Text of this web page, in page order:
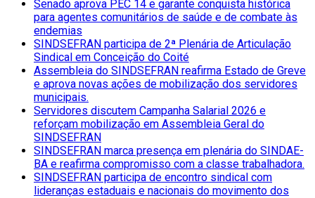
Senado aprova PEC 14 e garante conquista histórica
para agentes comunitários de saúde e de combate às
endemias
SINDSEFRAN participa de 2ª Plenária de Articulação
Sindical em Conceição do Coité
Assembleia do SINDSEFRAN reafirma Estado de Greve
e aprova novas ações de mobilização dos servidores
municipais.
Servidores discutem Campanha Salarial 2026 e
reforçam mobilização em Assembleia Geral do
SINDSEFRAN
SINDSEFRAN marca presença em plenária do SINDAE-
BA e reafirma compromisso com a classe trabalhadora.
SINDSEFRAN participa de encontro sindical com
lideranças estaduais e nacionais do movimento dos